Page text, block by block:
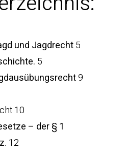
und Jagdrecht5
5
9
10
– der § 1
. 12